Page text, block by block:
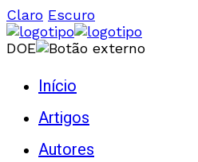
Claro Escuro
DOE
Início
Artigos
Autores